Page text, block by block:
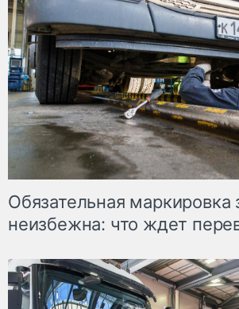
Обязательная маркировка
неизбежна: что ждет